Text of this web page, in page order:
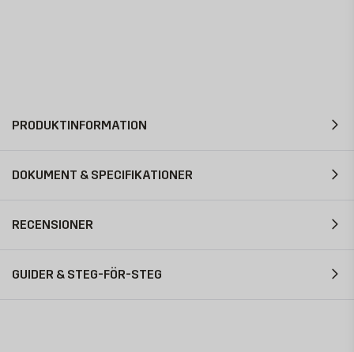
PRODUKTINFORMATION
DOKUMENT & SPECIFIKATIONER
RECENSIONER
GUIDER & STEG-FÖR-STEG